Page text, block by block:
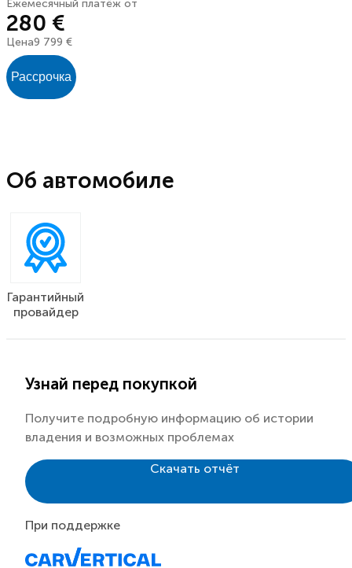
Ежемесячный платёж от
280 €
Цена9 799 €
Рассрочка
Об автомобиле
Гарантийный
провайдер
Узнай перед покупкой
Получите подробную информацию об истории
владения и возможных проблемах
Скачать отчёт
При поддержке